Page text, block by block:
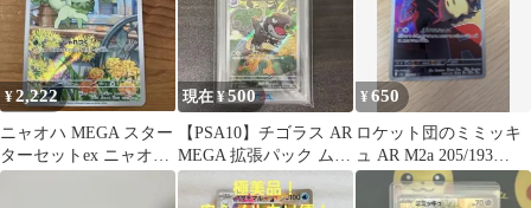
¥2,222
ニャオハ MEGA スター
ターセットex ニャオハ
&マスカーニャex ar
現在 ¥500
【PSA10】チゴラス AR
MEGA 拡張パック ムニ
キスゼロ 089
¥650
ロケット団のミミッキ
ュ AR M2a 205/193
MEGAドリームex